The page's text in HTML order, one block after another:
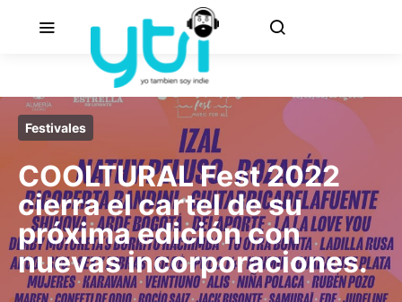
Festivales
COOLTURAL Fest 2022
cierra el cartel de su
próxima edición con
nuevas incorporaciones.